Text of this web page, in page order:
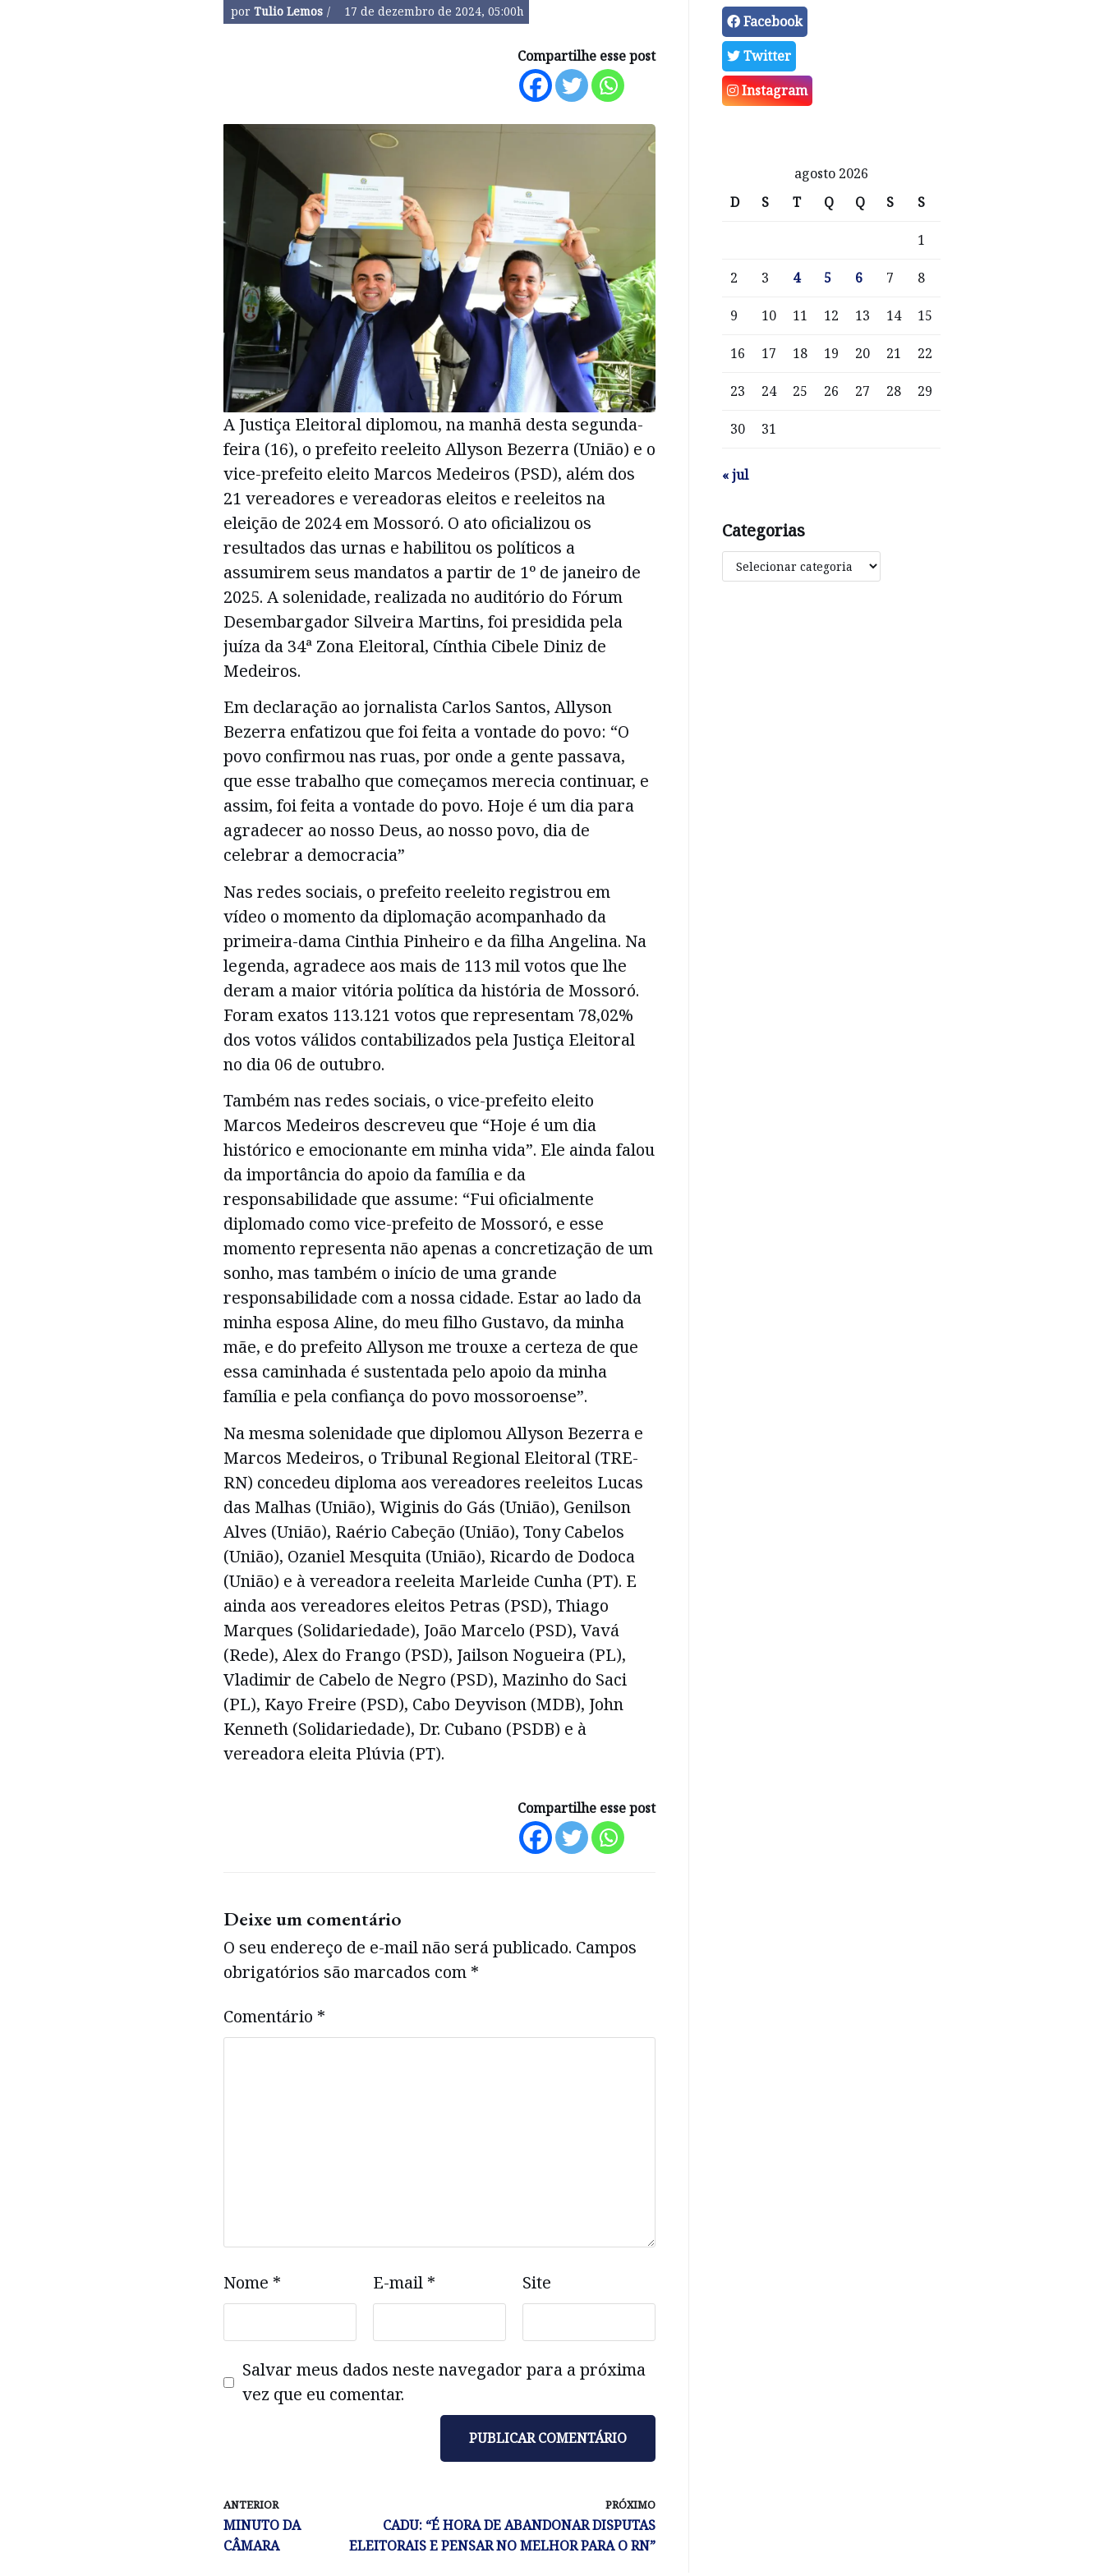
por Tulio Lemos 17 de dezembro de 2024, 05:00h
Compartilhe esse post
A Justiça Eleitoral diplomou, na manhã desta segunda-
feira (16), o prefeito reeleito Allyson Bezerra (União) e o
vice-prefeito eleito Marcos Medeiros (PSD), além dos
21 vereadores e vereadoras eleitos e reeleitos na
eleição de 2024 em Mossoró. O ato oficializou os
resultados das urnas e habilitou os políticos a
assumirem seus mandatos a partir de 1º de janeiro de
2025. A solenidade, realizada no auditório do Fórum
Desembargador Silveira Martins, foi presidida pela
juíza da 34ª Zona Eleitoral, Cínthia Cibele Diniz de
Medeiros.
Em declaração ao jornalista Carlos Santos, Allyson
Bezerra enfatizou que foi feita a vontade do povo: “O
povo confirmou nas ruas, por onde a gente passava,
que esse trabalho que começamos merecia continuar, e
assim, foi feita a vontade do povo. Hoje é um dia para
agradecer ao nosso Deus, ao nosso povo, dia de
celebrar a democracia”
Nas redes sociais, o prefeito reeleito registrou em
vídeo o momento da diplomação acompanhado da
primeira-dama Cinthia Pinheiro e da filha Angelina. Na
legenda, agradece aos mais de 113 mil votos que lhe
deram a maior vitória política da história de Mossoró.
Foram exatos 113.121 votos que representam 78,02%
dos votos válidos contabilizados pela Justiça Eleitoral
no dia 06 de outubro.
Também nas redes sociais, o vice-prefeito eleito
Marcos Medeiros descreveu que “Hoje é um dia
histórico e emocionante em minha vida”. Ele ainda falou
da importância do apoio da família e da
responsabilidade que assume: “Fui oficialmente
diplomado como vice-prefeito de Mossoró, e esse
momento representa não apenas a concretização de um
sonho, mas também o início de uma grande
responsabilidade com a nossa cidade. Estar ao lado da
minha esposa Aline, do meu filho Gustavo, da minha
mãe, e do prefeito Allyson me trouxe a certeza de que
essa caminhada é sustentada pelo apoio da minha
família e pela confiança do povo mossoroense”.
Na mesma solenidade que diplomou Allyson Bezerra e
Marcos Medeiros, o Tribunal Regional Eleitoral (TRE-
RN) concedeu diploma aos vereadores reeleitos Lucas
das Malhas (União), Wiginis do Gás (União), Genilson
Alves (União), Raério Cabeção (União), Tony Cabelos
(União), Ozaniel Mesquita (União), Ricardo de Dodoca
(União) e à vereadora reeleita Marleide Cunha (PT). E
ainda aos vereadores eleitos Petras (PSD), Thiago
Marques (Solidariedade), João Marcelo (PSD), Vavá
(Rede), Alex do Frango (PSD), Jailson Nogueira (PL),
Vladimir de Cabelo de Negro (PSD), Mazinho do Saci
(PL), Kayo Freire (PSD), Cabo Deyvison (MDB), John
Kenneth (Solidariedade), Dr. Cubano (PSDB) e à
vereadora eleita Plúvia (PT).
Compartilhe esse post
Deixe um comentário
O seu endereço de e-mail não será publicado. Campos
obrigatórios são marcados com *
Comentário *
Nome * E-mail * Site
Salvar meus dados neste navegador para a próxima
vez que eu comentar.
ANTERIOR
MINUTO DA
CÂMARA
PRÓXIMO
CADU: “É HORA DE ABANDONAR DISPUTAS
ELEITORAIS E PENSAR NO MELHOR PARA O RN”
Facebook
Twitter
Instagram
agosto 2026
D
S T Q Q S S
1
2 3 4 5 6 7 8
9 10 11 12 13 14 15
16 17 18 19 20 21 22
23 24 25 26 27 28 29
30 31
« jul
Categorias